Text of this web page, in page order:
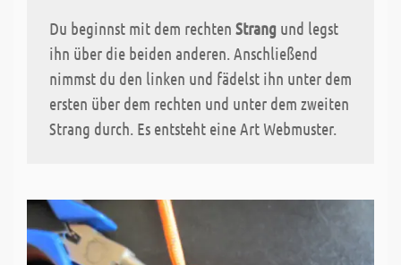
Du beginnst mit dem rechten Strang und legst
ihn über die beiden anderen. Anschließend
nimmst du den linken und fädelst ihn unter dem
ersten über dem rechten und unter dem zweiten
Strang durch. Es entsteht eine Art Webmuster.